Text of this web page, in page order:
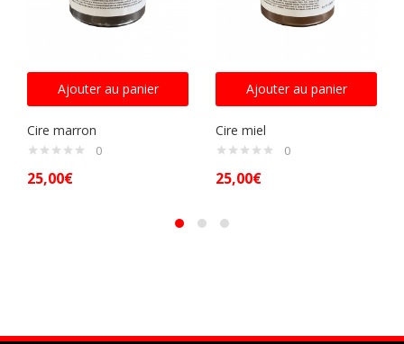
Ajouter au panier
Cire marron
0
25,00€
Ajouter au panier
Cire miel
0
25,00€